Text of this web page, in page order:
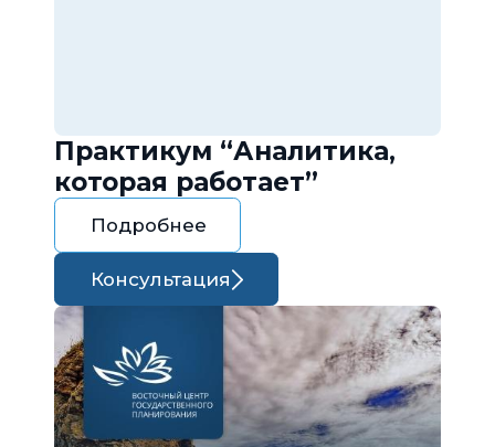
Практикум “Аналитика,
которая работает”
Подробнее
Консультация